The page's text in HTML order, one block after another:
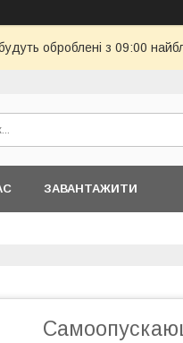
оброблені з 09:00
ЗАВАНТАЖИТИ